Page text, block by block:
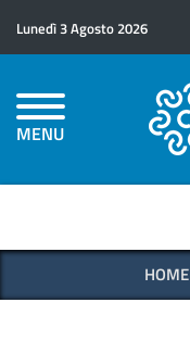
Lunedì 3 Agosto 2026
MENU
HOME